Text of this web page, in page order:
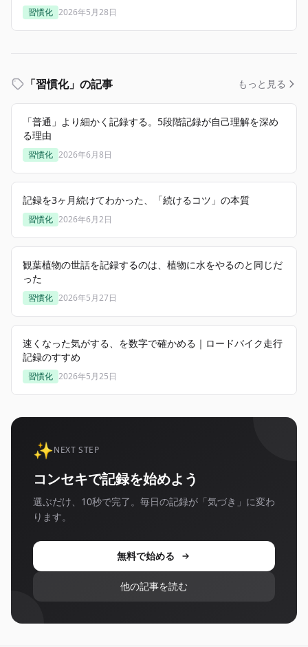
習慣化 2026年5月28日
「習慣化」の記事 もっと見る
「普通」より細かく記録する。5段階記録が自己理解を深め
る理由
習慣化 2026年6月8日
記録を3ヶ月続けてわかった、「続けるコツ」の本質
習慣化 2026年6月2日
観葉植物の世話を記録するのは、植物に水をやるのと同じだ
った
習慣化 2026年5月27日
速くなった気がする、を数字で確かめる｜ロードバイク走行
記録のすすめ
習慣化 2026年5月25日
✨NEXT STEP
コンセキで記録を始めよう
選ぶだけ、10秒で完了。毎日の記録が「気づき」に変わ
ります。
無料で始める
他の記事を読む